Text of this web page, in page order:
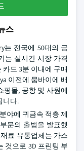
스
는 전국에 50대의 금
는 실시간 시장 가격
드 3분 이내에 구매
이전에 뭄바이에 배
핑몰, 공항 및 사원에
니다.
야에 귀금속 적층 제
문의 출범을 발표했
료 유통업체는 가스
것으로 3D 프린팅 부